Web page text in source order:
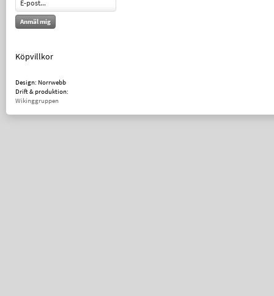
Anmäl mig
Köpvillkor
Design: Norrwebb
Drift & produktion:
Wikinggruppen